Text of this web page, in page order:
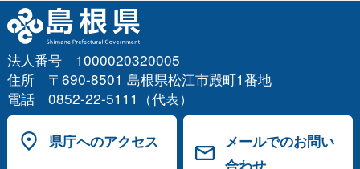
法人番号 1000020320005
住所 〒690-8501 島根県松江市殿町1番地
電話 0852-22-5111（代表）
県庁へのアクセス
メールでのお問い
合わせ